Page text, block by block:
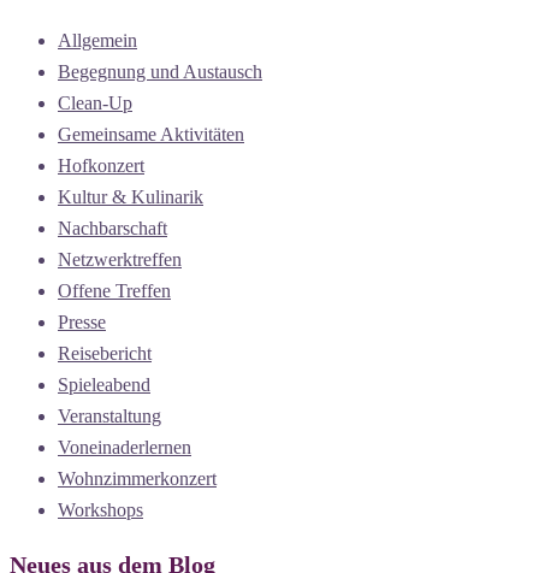
Allgemein
Begegnung und Austausch
Clean-Up
Gemeinsame Aktivitäten
Hofkonzert
Kultur & Kulinarik
Nachbarschaft
Netzwerktreffen
Offene Treffen
Presse
Reisebericht
Spieleabend
Veranstaltung
Voneinaderlernen
Wohnzimmerkonzert
Workshops
Neues aus dem Blog